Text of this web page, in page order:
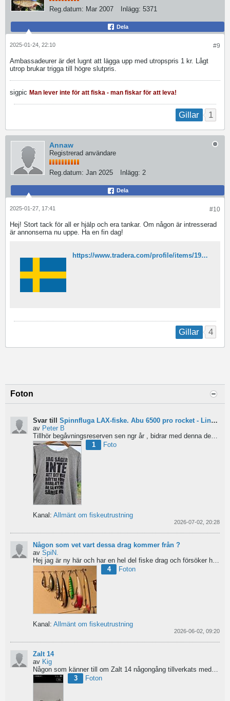
Reg.datum: Mar 2007 Inlägg: 5371
Dela
#9
2025-01-24, 22:10
Ambassadeurer är det lugnt att lägga upp med utropspris 1 kr. Lågt
utrop brukar trigga till högre slutpris.
sigpic Man lever inte för att fiska - man fiskar för att leva!
Gillar 1
Annaw
Registrerad användare
Reg.datum: Jan 2025 Inlägg: 2
Dela
#10
2025-01-27, 17:41
Hej! Stort tack för all er hjälp och era tankar. Om någon är intresserad
är annonserna nu uppe. Ha en fin dag!
https://www.tradera.com/profile/items/1935053/anna_westermark
Gillar 4
Foton
Svar till Spinnfluga LAX-fiske. Abu 6500 pro rocket - Lina för kort?
av Peter B
1
Foto
Kanal: Allmänt om fiskeutrustning
2026-07-02, 20:28
Någon som vet vart dessa drag kommer från ?
av SpiN.
Hej jag är ny här och har en hel del fiske drag och försöker hitta information från vart dom kommer...
4
Foton
Kanal: Allmänt om fiskeutrustning
2026-06-02, 09:20
Zalt 14
av Kig
3
Foton